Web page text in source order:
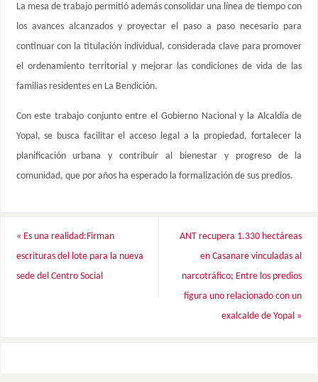
La mesa de trabajo permitió además consolidar una línea de tiempo con
los avances alcanzados y proyectar el paso a paso necesario para
continuar con la titulación individual, considerada clave para promover
el ordenamiento territorial y mejorar las condiciones de vida de las
familias residentes en La Bendición.
Con este trabajo conjunto entre el Gobierno Nacional y la Alcaldía de
Yopal, se busca facilitar el acceso legal a la propiedad, fortalecer la
planificación urbana y contribuir al bienestar y progreso de la
comunidad, que por años ha esperado la formalización de sus predios.
« Es una realidad:Firman
escrituras del lote para la nueva
sede del Centro Social
ANT recupera 1.330 hectáreas
en Casanare vinculadas al
narcotráfico; Entre los predios
figura uno relacionado con un
exalcalde de Yopal »